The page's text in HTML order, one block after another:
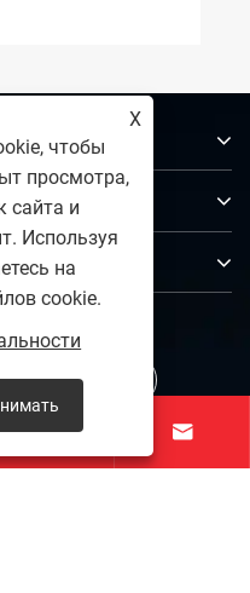
 
X
чтобы
просмотра,
сайта и
Используя
на
cookie.